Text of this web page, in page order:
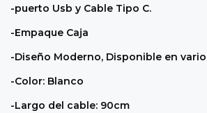
-puerto Usb y Cable Tipo C.
-Empaque Caja
-Diseño Moderno, Disponible en
-Color: Blanco
-Largo del cable: 90cm